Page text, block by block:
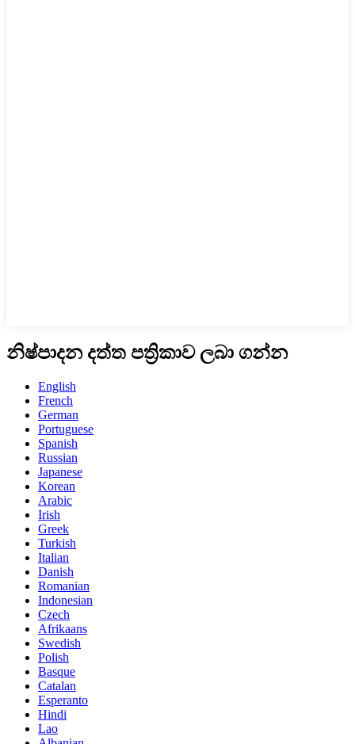
නිෂ්පාදන දත්ත පත්‍රිකාව ලබා ගන්න
English
French
German
Portuguese
Spanish
Russian
Japanese
Korean
Arabic
Irish
Greek
Turkish
Italian
Danish
Romanian
Indonesian
Czech
Afrikaans
Swedish
Polish
Basque
Catalan
Esperanto
Hindi
Lao